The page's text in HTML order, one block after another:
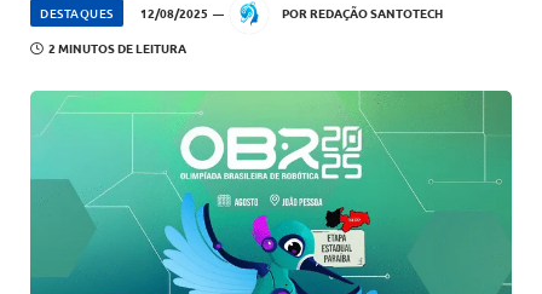
DESTAQUES 12/08/2025 POR REDAÇÃO SANTOTECH
2 MINUTOS DE LEITURA